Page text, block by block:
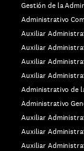
Gestión de la
Administrativo
Auxiliar
Auxiliar
Auxiliar
Auxiliar
Administrativo de
Administrativo
Auxiliar
Auxiliar
Auxiliar